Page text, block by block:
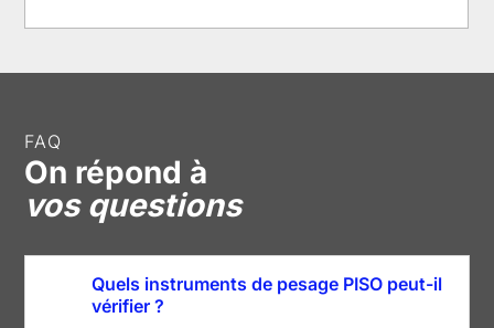
FAQ
On répond à
vos questions
Quels instruments de pesage PISO peut-il
vérifier ?